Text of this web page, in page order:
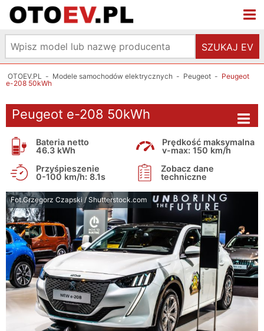
SZUKAJ EV
OTOEV.PL - Modele samochodów elektrycznych - Peugeot - Peugeot
e-208 50kWh
Peugeot e-208 50kWh
Bateria netto
46.3 kWh
Prędkość maksymalna
v-max: 150 km/h
Przyśpieszenie
0-100 km/h: 8.1s
Zobacz dane
techniczne
Fot.Grzegorz Czapski / Shutterstock.com